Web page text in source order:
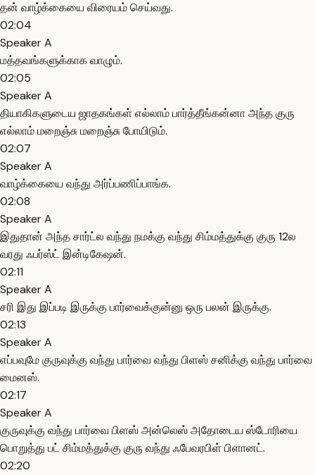
தன் வாழ்க்கையை விரையம் செய்வது.
02:04
Speaker A
மத்தவங்களுக்காக வாழும்.
02:05
Speaker A
தியாகிகளுடைய ஜாதகங்கள் எல்லாம் பார்த்தீங்கன்னா அந்த குரு
எல்லாம் மறைஞ்சு மறைஞ்சு போயிடும்.
02:07
Speaker A
வாழ்க்கையை வந்து அர்ப்பணிப்பாங்க.
02:08
Speaker A
இதுதான் அந்த சார்ட்ல வந்து நமக்கு வந்து சிம்மத்துக்கு குரு 12ல
வரது ஃபர்ஸ்ட் இன்டிகேஷன்.
02:11
Speaker A
சரி இது இப்படி இருக்கு பார்வைக்குன்னு ஒரு பலன் இருக்கு.
02:13
Speaker A
எப்பவுமே குருவுக்கு வந்து பார்வை வந்து பிளஸ் சனிக்கு வந்து பார்வை
மைனஸ்.
02:17
Speaker A
குருவுக்கு வந்து பார்வை பிளஸ் அன்லெஸ் அதோடைய ஸ்டோரியை
பொறுத்து பட் சிம்மத்துக்கு குரு வந்து ஃபேவரபிள் பிளானட்.
02:20